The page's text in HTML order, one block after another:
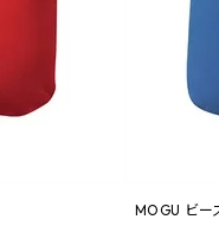
MOGU ビー